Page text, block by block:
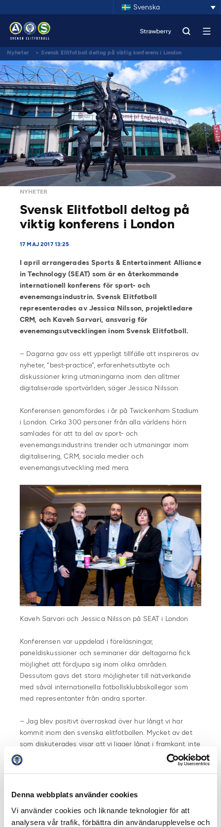
Denna webbplats använder cookies
Vi använder cookies och liknande teknologier för att
analysera vår trafik, förbättra din användarupplevelse och
Svenska
Nyheter > Svensk Elitfotboll deltog på viktig konferens i London
NYHETER
Svensk Elitfotboll deltog på
viktig konferens i London
17 MAJ 2017 13:25
I april arrangerades Sports & Entertainment Alliance
in Technology (SEAT) som är en återkommande
internationell konferens för sport- och
evenemangsindustrin.Svensk Elitfotboll
representerades av Jessica Nilsson, projektledare
CRM, och Kaveh Sarvari, ansvarig för
evenemangsutvecklingen inom Svensk Elitfotboll.
– Dagarna gav oss ett ypperligt tillfälle att inspireras av
nyheter, ”best-practice”, erfarenhetsutbyte och
diskussioner kring utmaningarna inom den alltmer
digitaliserade sportvärlden, säger Jessica Nilsson.
Konferensen genomfördes i år på Twickenham Stadium
i London. Cirka 300 personer från alla världens hörn
samlades för att ta del av sport- och
evenemangsindustrins trender och utmaningar inom
digitalisering, CRM, sociala medier och
evenemangsutveckling med mera.
Kaveh Sarvari och Jessica Nilsson på SEAT i London
Konferensen var uppdelad i föreläsningar,
paneldiskussioner och seminarier där deltagarna fick
möjlighet att fördjupa sig inom olika områden.
Dessutom gavs det stora möjligheter till nätverkande
med såväl internationella fotbollsklubbskollegor som
med representanter från andra sporter.
– Jag blev positivt överraskad över hur långt vi har
kommit inom den svenska elitfotbollen. Mycket av det
som diskuterades visar att vi ligger långt i framkant, inte
minst genom vår satsning på EFIT (Elitfotbollens IT-
system). Utöver erfarenhetsutbyte och intressanta
internationella kollegor saker i framtiden, säger Kaveh
Sarvari.